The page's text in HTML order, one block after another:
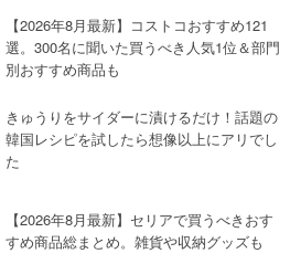
【2026年8月最新】コストコおすすめ121
選。300名に聞いた買うべき人気1位＆部門
別おすすめ商品も
きゅうりをサイダーに漬けるだけ！話題の
韓国レシピを試したら想像以上にアリでし
た
【2026年8月最新】セリアで買うべきおす
すめ商品総まとめ。雑貨や収納グッズも